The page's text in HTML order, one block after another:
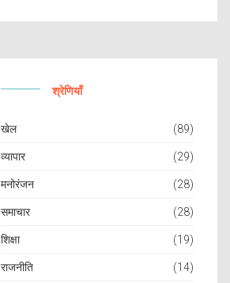
श्रेणियाँ
खेल (89)
व्यापार (29)
मनोरंजन (28)
समाचार (28)
शिक्षा (19)
राजनीति (14)